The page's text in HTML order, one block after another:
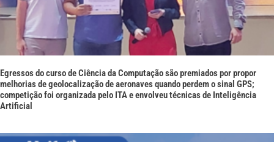
Egressos do curso de Ciência da Computação são premiados por propor
melhorias de geolocalização de aeronaves quando perdem o sinal GPS;
competição foi organizada pelo ITA e envolveu técnicas de Inteligência
Artificial